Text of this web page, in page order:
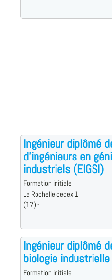
Ingénieur diplômé
d'ingénieurs en
industriels (EIGSI)
Formation initiale
La Rochelle cedex 1
(17) -
Ingénieur diplômé
biologie industrielle
Formation initiale